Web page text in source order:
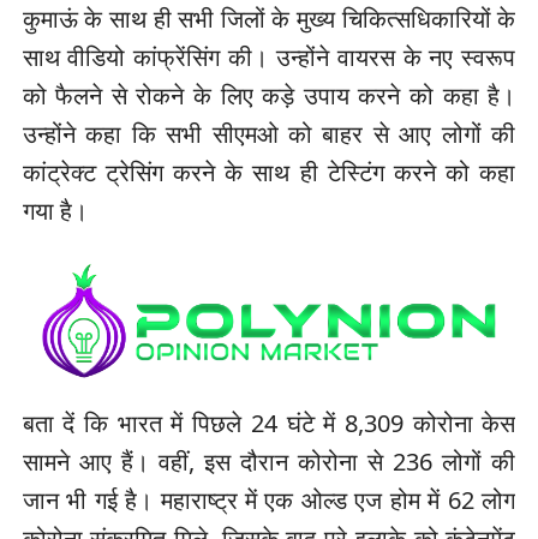
कुमाऊं के साथ ही सभी जिलों के मुख्य चिकित्सधिकारियों के
साथ वीडियो कांफ्रेंसिंग की। उन्होंने वायरस के नए स्वरूप
को फैलने से रोकने के लिए कड़े उपाय करने को कहा है।
उन्होंने कहा कि सभी सीएमओ को बाहर से आए लोगों की
कांट्रेक्ट ट्रेसिंग करने के साथ ही टेस्टिंग करने को कहा
गया है।
बता दें कि भारत में पिछले 24 घंटे में 8,309 कोरोना केस
सामने आए हैं। वहीं, इस दौरान कोरोना से 236 लोगों की
जान भी गई है। महाराष्ट्र में एक ओल्ड एज होम में 62 लोग